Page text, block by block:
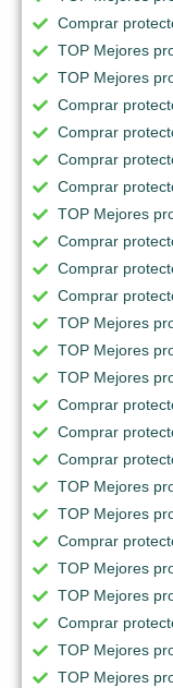
Comprar
TOP Mejores
TOP Mejores
Comprar
Comprar
Comprar
Comprar
TOP Mejores
Comprar
Comprar
Comprar
TOP Mejores
TOP Mejores
TOP Mejores
Comprar
Comprar
Comprar
TOP Mejores
TOP Mejores
Comprar
TOP Mejores
TOP Mejores
Comprar
TOP Mejores
TOP Mejores